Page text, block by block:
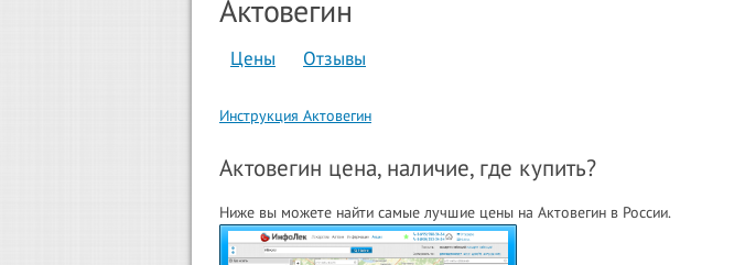
Актовегин
Цены Отзывы
Инструкция Актовегин
Актовегин цена, наличие, где купить?
Ниже вы можете найти самые лучшие цены на Актовегин в России.